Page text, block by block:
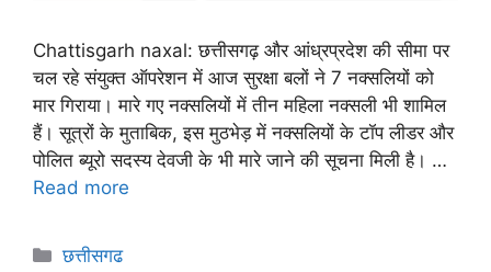
Chattisgarh naxal: छत्तीसगढ़ और आंध्रप्रदेश की सीमा पर
चल रहे संयुक्त ऑपरेशन में आज सुरक्षा बलों ने 7 नक्सलियों को
मार गिराया। मारे गए नक्सलियों में तीन महिला नक्सली भी शामिल
हैं। सूत्रों के मुताबिक, इस मुठभेड़ में नक्सलियों के टॉप लीडर और
पोलित ब्यूरो सदस्य देवजी के भी मारे जाने की सूचना मिली है। …
Read more
छत्तीसगढ